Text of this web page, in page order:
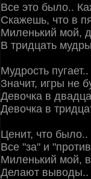
Все это было..
Скажешь, что в
Миленький мой,
В тридцать
Мудрость
Значит, игры не
Девочкa в
Девочка в
Ценит, что
Все "за" и
Миленький мой,
Делают выводы..